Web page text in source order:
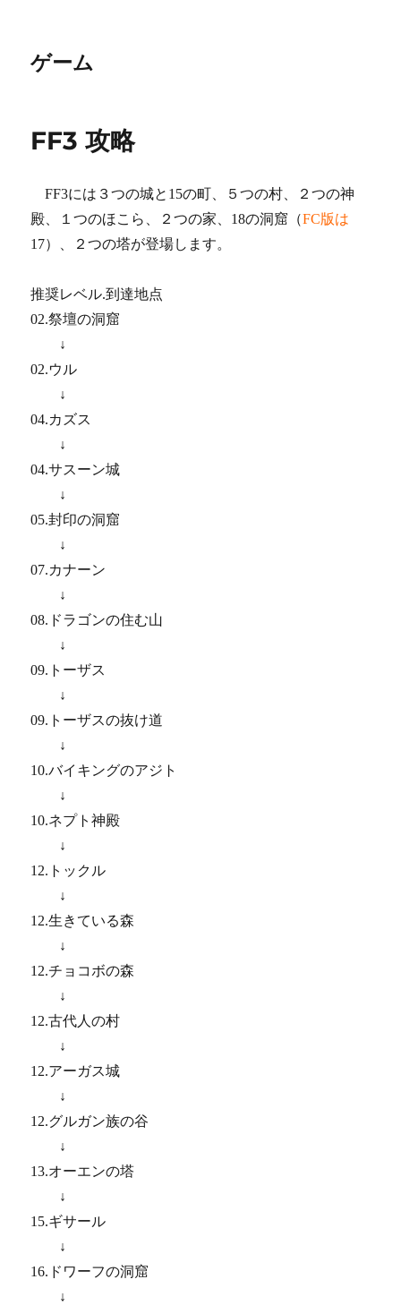
ゲーム
FF3 攻略
FF3には３つの城と15の町、５つの村、２つの神
殿、１つのほこら、２つの家、18の洞窟（FC版は
17）、２つの塔が登場します。
推奨レベル.到達地点
02.祭壇の洞窟
↓
02.ウル
↓
04.カズス
↓
04.サスーン城
↓
05.封印の洞窟
↓
07.カナーン
↓
08.ドラゴンの住む山
↓
09.トーザス
↓
09.トーザスの抜け道
↓
10.バイキングのアジト
↓
10.ネプト神殿
↓
12.トックル
↓
12.生きている森
↓
12.チョコボの森
↓
12.古代人の村
↓
12.アーガス城
↓
12.グルガン族の谷
↓
13.オーエンの塔
↓
15.ギサール
↓
16.ドワーフの洞窟
↓